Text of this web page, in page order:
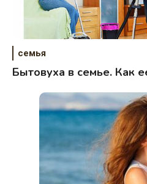
семья
Бытовуха в семье. Как